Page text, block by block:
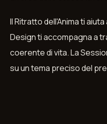
Il Ritratto dell'Anima ti
Design ti accompagna a
coerente di vita. La
su un tema preciso del